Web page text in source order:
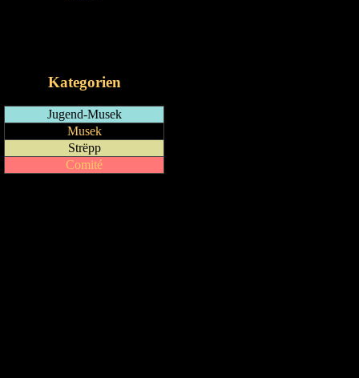
Kategorien
Jugend-Musek
Musek
Strëpp
Comité